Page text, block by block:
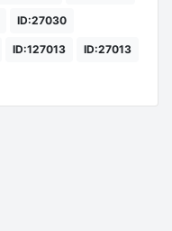
ID:27030
ID:127013 ID:27013